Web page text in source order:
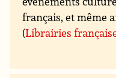
français, et même
(Librairies